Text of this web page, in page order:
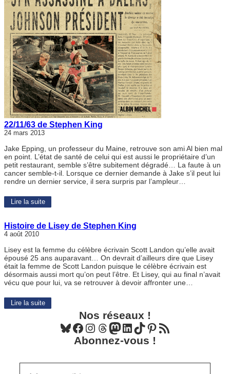
22/11/63 de Stephen King
24 mars 2013
Jake Epping, un professeur du Maine, retrouve son ami Al bien mal
en point. L’état de santé de celui qui est aussi le propriétaire d’un
petit restaurant, semble s’être subitement dégradé… La faute à un
cancer semble-t-il. Lorsque ce dernier demande à Jake s’il peut lui
rendre un dernier service, il sera surpris par l’ampleur…
Lire la suite
Histoire de Lisey de Stephen King
4 août 2010
Lisey est la femme du célèbre écrivain Scott Landon qu’elle avait
épousé 25 ans auparavant… On devrait d’ailleurs dire que Lisey
était la femme de Scott Landon puisque le célèbre écrivain est
désormais aussi mort qu’on peut l’être. Et Lisey, qui au final n’avait
vécu que pour lui, va se retrouver à devoir affronter une…
Lire la suite
Nos réseaux !
Bluesky Facebook Instagram Threads Mastodon LinkedIn TikTok Pinterest Flux RSS
Abonnez-vous !